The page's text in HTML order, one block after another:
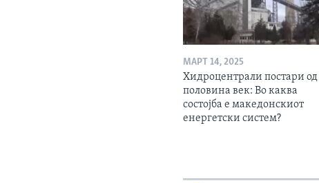
МАРТ 14, 2025
Хидроцентрали постари од
половина век: Во каква
состојба е македонскиот
енергетски систем?